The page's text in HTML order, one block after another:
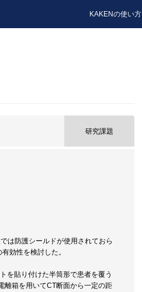
KAKENの使い方
研究課題
は防護シールドが使用されておら
効性を検討した。
を貼り付けた半筒形で患者を覆う
離箱を用いてCT断面から一定の距